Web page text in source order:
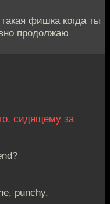
фишка когда ты
продолжаю
сидящему за
punchy.